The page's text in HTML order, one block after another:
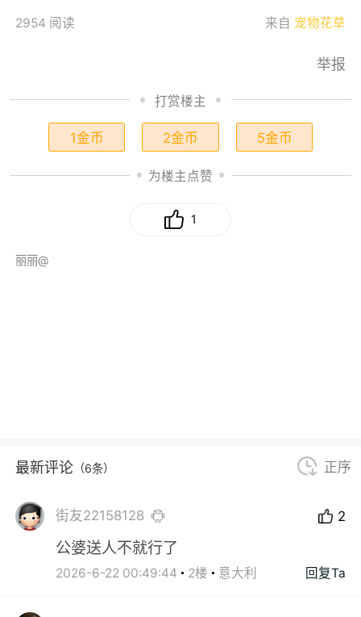
2954 阅读 来自 宠物花草
举报
打赏楼主
1金币 2金币 5金币
为楼主点赞
1
丽丽@
最新评论 （6条） 正序
街友22158128 2
公婆送人不就行了
2026-6-22 00:49:44 2楼 意大利 回复Ta